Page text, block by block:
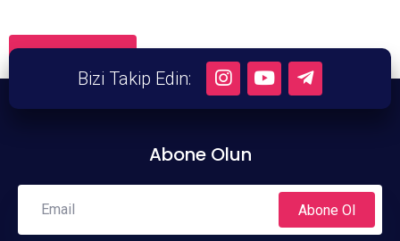
Bizi Takip Edin:
Abone Olun
Abone Ol